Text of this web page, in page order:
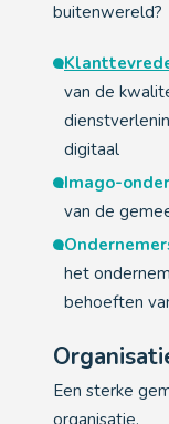
buitenwereld?
van de
digitaal
Imago-
van de
het
behoeften
Een sterke
organisatie.